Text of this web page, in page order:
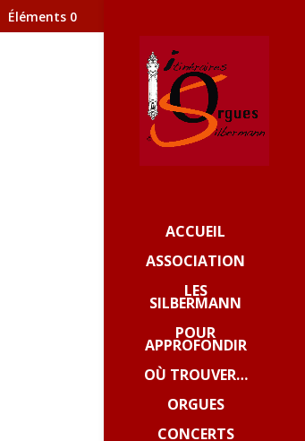
Éléments 0
ACCUEIL
ASSOCIATION
LES
SILBERMANN
POUR
APPROFONDIR
OÙ TROUVER…
ORGUES
CONCERTS